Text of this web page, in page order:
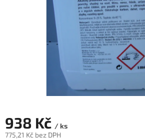
938 Kč / ks
775,21 Kč bez DPH